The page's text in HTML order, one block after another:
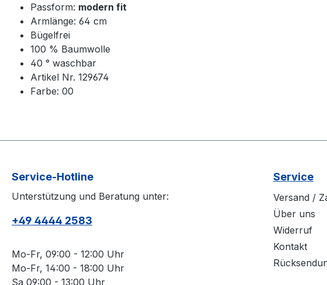
Passform: modern fit
Armlänge: 64 cm
Bügelfrei
100 % Baumwolle
40 ° waschbar
Artikel Nr. 129674
Farbe: 00
Service-Hotline
Unterstützung und Beratung unter:
+49 4444 2583
Mo-Fr, 09:00 - 12:00 Uhr
Mo-Fr, 14:00 - 18:00 Uhr
Sa 09:00 - 13:00 Uhr
Service
Versand /
Über uns
Widerruf
Kontakt